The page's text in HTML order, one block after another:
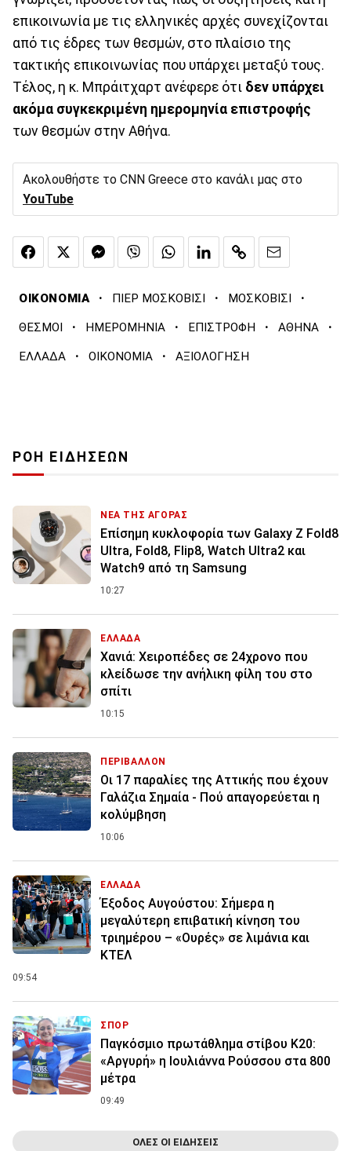
επικοινωνία με τις ελληνικές αρχές συνεχίζονται
από τις έδρες των θεσμών, στο πλαίσιο της
τακτικής επικοινωνίας που υπάρχει μεταξύ τους.
Τέλος, η κ. Μπράιτχαρτ ανέφερε ότι δεν υπάρχει
ακόμα συγκεκριμένη ημερομηνία επιστροφής
των θεσμών στην Αθήνα.
Ακολουθήστε το CNN Greece στο κανάλι μας στο
YouTube
ΟΙΚΟΝΟΜΙΑ · ΠΙΕΡ ΜΟΣΚΟΒΙΣΙ · ΜΟΣΚΟΒΙΣΙ ·
ΘΕΣΜΟΙ · ΗΜΕΡΟΜΗΝΙΑ · ΕΠΙΣΤΡΟΦΗ · ΑΘΗΝΑ ·
ΕΛΛΑΔΑ · ΟΙΚΟΝΟΜΙΑ · ΑΞΙΟΛΟΓΗΣΗ
ΡΟΗ ΕΙΔΗΣΕΩΝ
ΝΕΑ ΤΗΣ ΑΓΟΡΑΣ
Επίσημη κυκλοφορία των Galaxy Z Fold8
Ultra, Fold8, Flip8, Watch Ultra2 και
Watch9 από τη Samsung
10:27
ΕΛΛΑΔΑ
Χανιά: Χειροπέδες σε 24χρονο που
κλείδωσε την ανήλικη φίλη του στο
σπίτι
10:15
ΠΕΡΙΒΑΛΛΟΝ
Οι 17 παραλίες της Αττικής που έχουν
Γαλάζια Σημαία - Πού απαγορεύεται η
κολύμβηση
10:06
ΕΛΛΑΔΑ
Έξοδος Αυγούστου: Σήμερα η
μεγαλύτερη επιβατική κίνηση του
τριημέρου – «Ουρές» σε λιμάνια και
ΚΤΕΛ
09:54
ΣΠΟΡ
Παγκόσμιο πρωτάθλημα στίβου Κ20:
«Αργυρή» η Ιουλιάννα Ρούσσου στα 800
μέτρα
09:49
ΟΛΕΣ ΟΙ ΕΙΔΗΣΕΙΣ